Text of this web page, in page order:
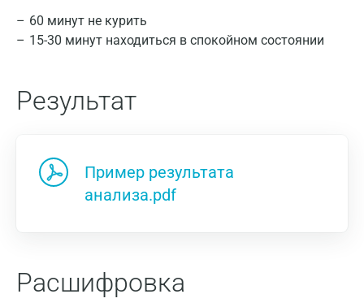
60 минут не курить
15-30 минут находиться в спокойном состоянии
Результат
Пример результата
анализа.pdf
Расшифровка
Москва
Нижний Новгород